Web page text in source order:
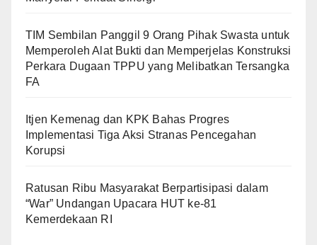
TIM Sembilan Panggil 9 Orang Pihak Swasta untuk
Memperoleh Alat Bukti dan Memperjelas Konstruksi
Perkara Dugaan TPPU yang Melibatkan Tersangka
FA
Itjen Kemenag dan KPK Bahas Progres
Implementasi Tiga Aksi Stranas Pencegahan
Korupsi
Ratusan Ribu Masyarakat Berpartisipasi dalam
“War” Undangan Upacara HUT ke-81
Kemerdekaan RI